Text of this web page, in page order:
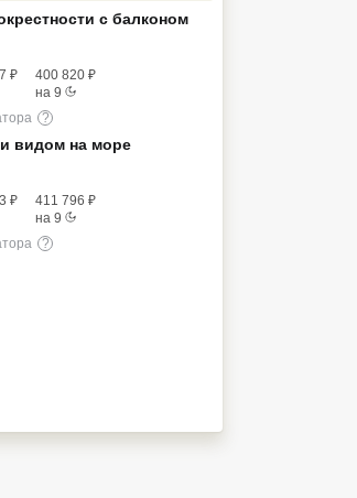
с балконом
₽
400 820 ₽
на 9
?
видом на море
₽
411 796 ₽
на 9
?